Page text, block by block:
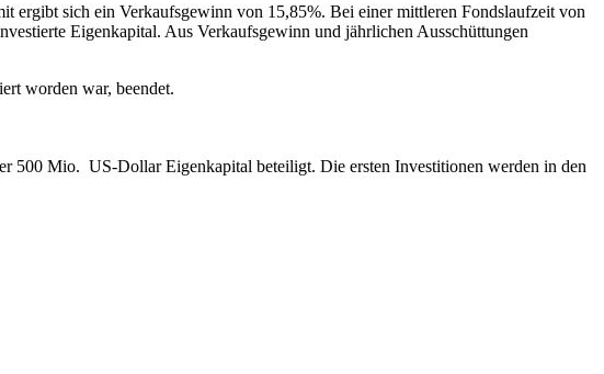
ergibt sich ein Verkaufsgewinn von 15,85%. Bei einer mittleren Fondslaufzeit von
Eigenkapital. Aus Verkaufsgewinn und jährlichen Ausschüttungen
worden war, beendet.
500 Mio. US-Dollar Eigenkapital beteiligt. Die ersten Investitionen werden in den